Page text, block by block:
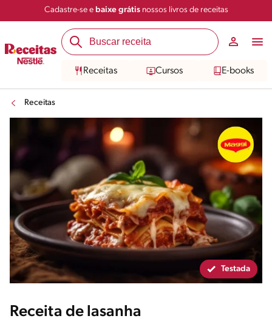
Cadastre-se e baixe grátisnossos livros de receitas
Receitas Cursos E-books
Receitas
Salvar Compartilhar
Testada
Receita de lasanha